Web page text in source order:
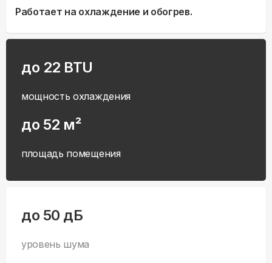
Работает на охлаждение и обогрев.
до 22 BTU
мощность охлаждения
до 52 м²
площадь помещения
до 50 дБ
уровень шума